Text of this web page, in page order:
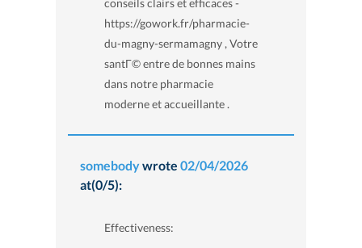
conseils clairs et efficaces -
https://gowork.fr/pharmacie-
du-magny-sermamagny , Votre
santГ© entre de bonnes mains
dans notre pharmacie
moderne et accueillante .
somebodywrote 02/04/2026
at(0/5):
Effectiveness: